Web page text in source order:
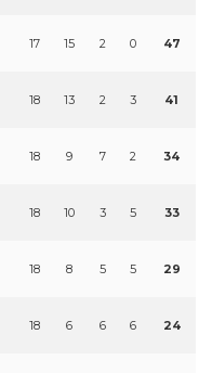
17 15 2 0 47
18 13 2 3 41
18 9 7 2 34
18 10 3 5 33
18 8 5 5 29
18 6 6 6 24